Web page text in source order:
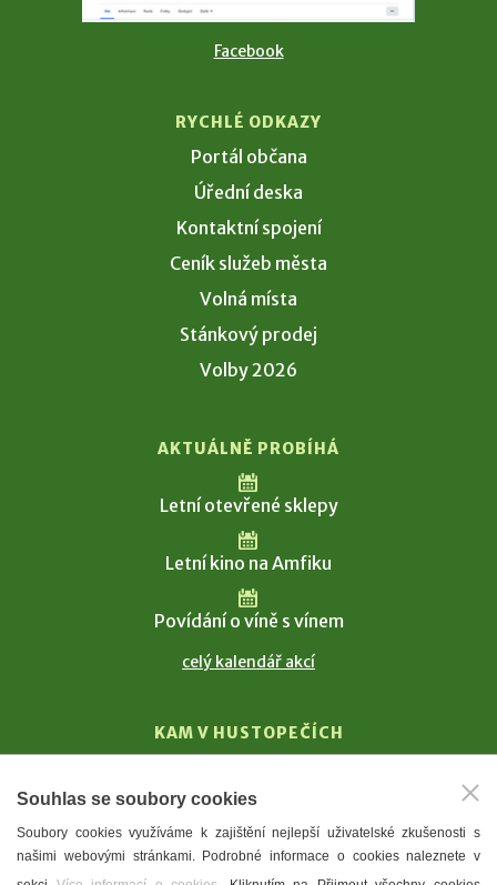
Facebook
RYCHLÉ ODKAZY
Portál občana
Úřední deska
Kontaktní spojení
Ceník služeb města
Volná místa
Stánkový prodej
Volby 2026
AKTUÁLNĚ PROBÍHÁ
Letní otevřené sklepy
Letní kino na Amfiku
Povídání o víně s vínem
celý kalendář akcí
KAM V HUSTOPEČÍCH
T. G. Masaryk
Mandloně
Ubytování
Souhlas se soubory cookies
Soubory cookies využíváme k zajištění nejlepší uživatelské zkušenosti s
našimi webovými stránkami. Podrobné informace o cookies naleznete v